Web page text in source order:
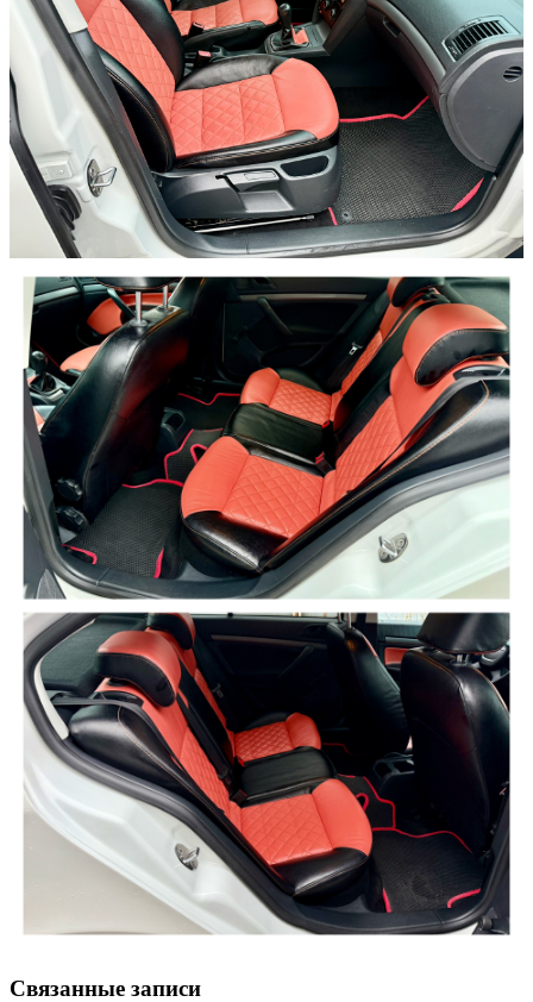
Связанные записи